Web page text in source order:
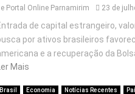
Portal Online Parnamirim 23 de
de capital estrangeiro,
por ativos brasileiros
e a recuperação da
Mais
Brasil Economia Notícias Recentes